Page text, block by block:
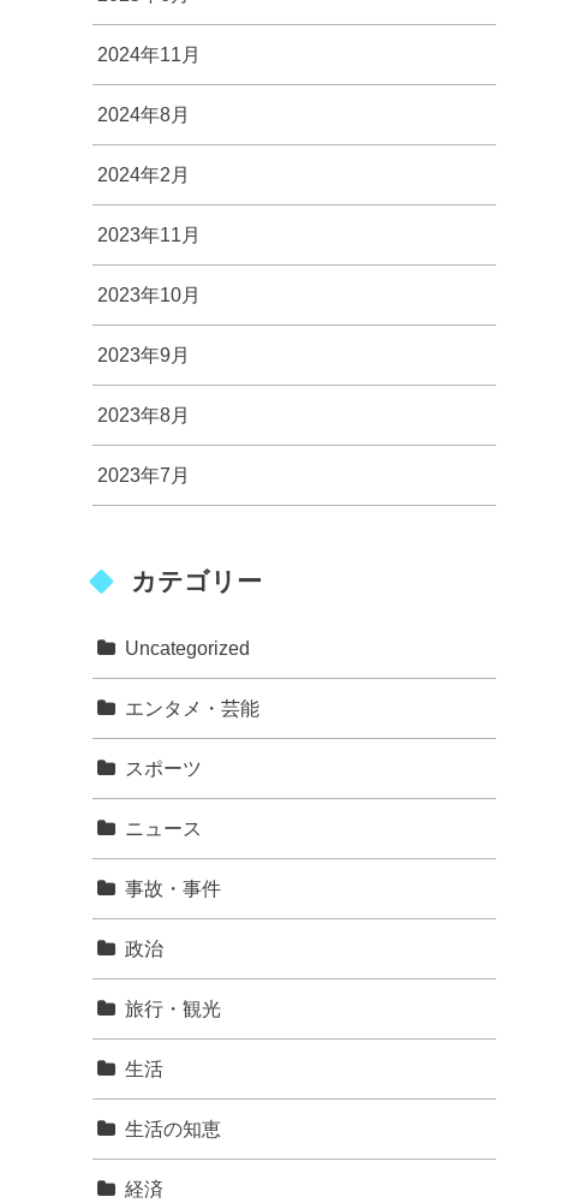
2024年11月
2024年8月
2024年2月
2023年11月
2023年10月
2023年9月
2023年8月
2023年7月
カテゴリー
Uncategorized
エンタメ・芸能
スポーツ
ニュース
事故・事件
政治
旅行・観光
生活
生活の知恵
経済